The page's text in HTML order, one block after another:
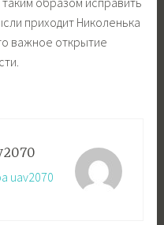
приходит Николенька
важное открытие
uav2070